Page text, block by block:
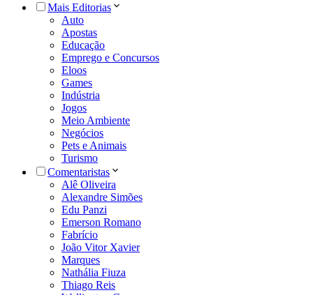
Mais Editorias
Auto
Apostas
Educação
Emprego e Concursos
Eloos
Games
Indústria
Jogos
Meio Ambiente
Negócios
Pets e Animais
Turismo
Comentaristas
Alê Oliveira
Alexandre Simões
Edu Panzi
Emerson Romano
Fabrício
João Vitor Xavier
Marques
Nathália Fiuza
Thiago Reis